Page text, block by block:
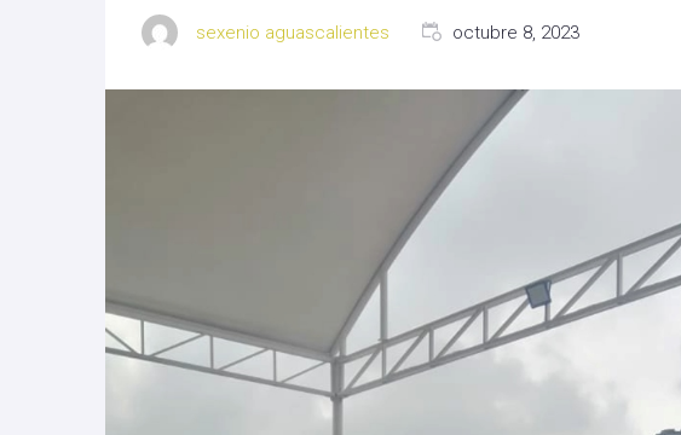
sexenio aguascalientes octubre 8, 2023